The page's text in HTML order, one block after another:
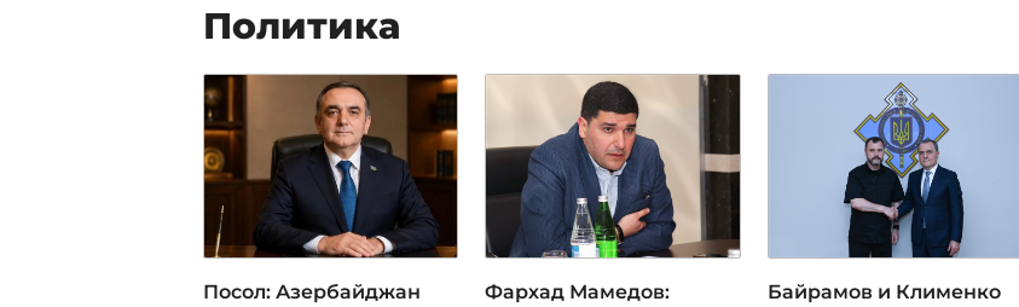
Политика
Посол: Азербайджан
Фархад Мамедов:
Байрамов и Клименко